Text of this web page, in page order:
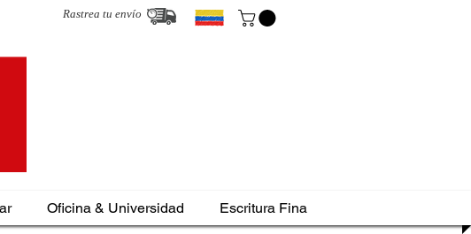
Rastrea tu envío
Oficina & Universidad Escritura Fina